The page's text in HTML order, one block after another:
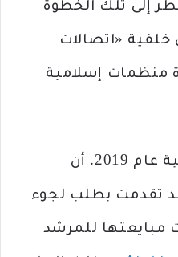
إلى تلك الخطوة
«اتصالات
منظمات إسلامية
وقد كشفت تقارير صحفية عام 2019، أن
تقدمت بطلب لجوء
مبايعتها للمرشد